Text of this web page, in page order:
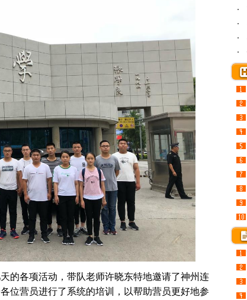
的各项活动，带队老师许晓东特地邀请了神州连
位营员进行了系统的培训，以帮助营员更好地参